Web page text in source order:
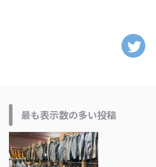
最も表示数の多い投稿